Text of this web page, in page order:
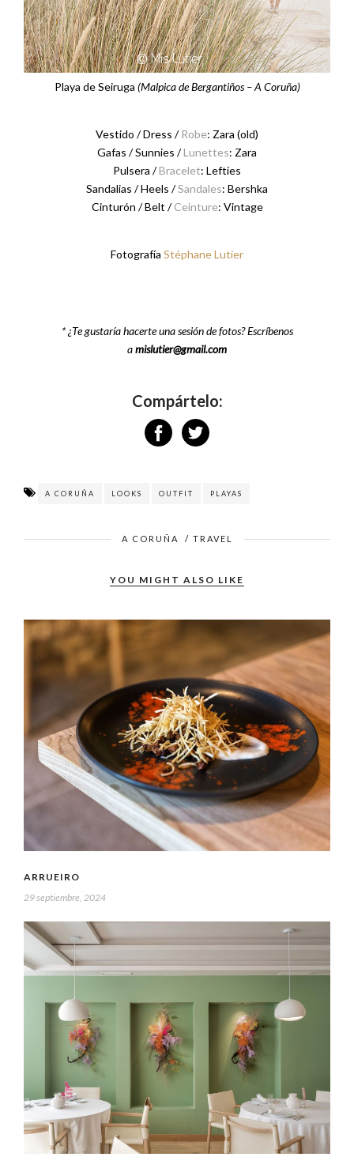
Playa de Seiruga (Malpica de Bergantiños – A Coruña)
Vestido / Dress /Robe: Zara (old)
Gafas / Sunnies /Lunettes: Zara
Pulsera /Bracelet: Lefties
Sandalias / Heels /Sandales: Bershka
Cinturón / Belt /Ceinture: Vintage
Fotografía Stéphane Lutier
* ¿Te gustaría hacerte una sesión de fotos? Escríbenos
amislutier@gmail.com
Compártelo:
A CORUÑA LOOKS OUTFIT PLAYAS
A CORUÑA / TRAVEL
YOU MIGHT ALSO LIKE
ARRUEIRO
29 septiembre, 2024